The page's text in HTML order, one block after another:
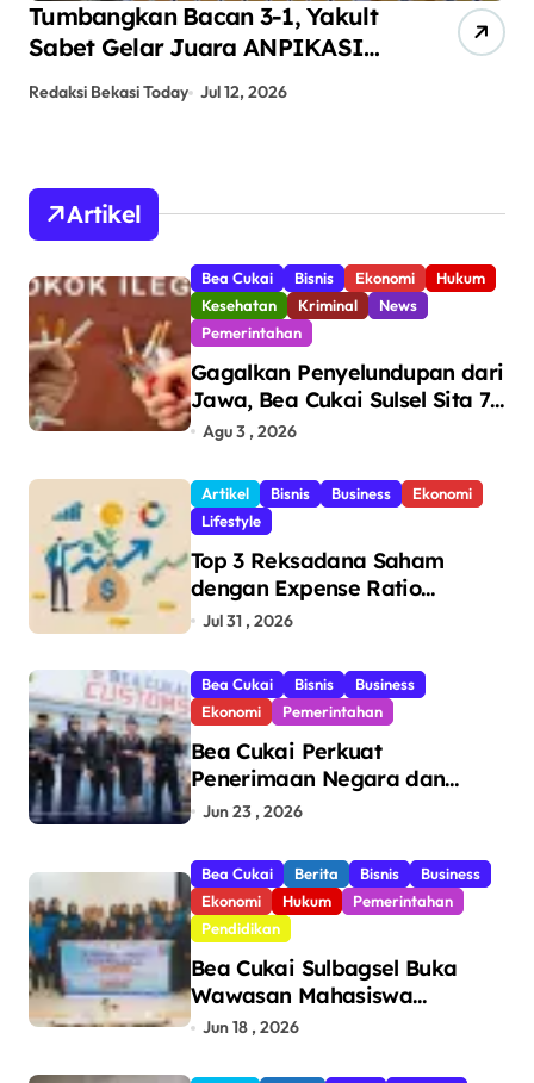
Tumbangkan Bacan 3-1, Yakult
Sabet Gelar Juara ANPIKASI
CUP 2026
Redaksi Bekasi Today Jul 12, 2026
Artikel
Bea Cukai Bisnis Ekonomi
Hukum
Kesehatan
Kriminal
News
Pemerintahan
Gagalkan Penyelundupan dari
Jawa, Bea Cukai Sulsel Sita 7,8
Juta Batang Rokok Ilegal
Makassar
Agu 3 , 2026
Artikel Bisnis Business
Ekonomi
Lifestyle
Top 3 Reksadana Saham
dengan Expense Ratio
Terendah
Jul 31 , 2026
Bea Cukai Bisnis
Business
Ekonomi
Pemerintahan
Bea Cukai Perkuat
Penerimaan Negara dan
Pengawasan, Setor Rp123,8
Jun 23 , 2026
Bea Cukai Berita Bisnis
Business
Ekonomi
Hukum
Pemerintahan
Pendidikan
Bea Cukai Sulbagsel Buka
Wawasan Mahasiswa
Politeknik Bosowa tentang
Jun 18 , 2026